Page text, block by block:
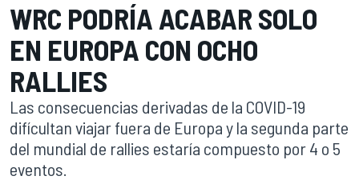
WRC PODRÍA ACABAR SOLO
EN EUROPA CON OCHO
RALLIES
Las consecuencias derivadas de la COVID-19
difícultan viajar fuera de Europa y la segunda parte
del mundial de rallies estaría compuesto por 4 o 5
eventos.